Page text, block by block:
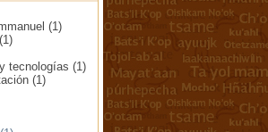
(1)
tecnologías (1)
(1)